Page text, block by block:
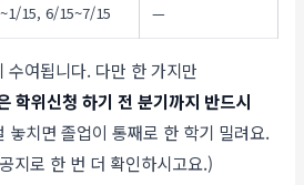
15, 6/15~7/15 —
여됩니다. 다만 한 가지만
학위신청 하기 전 분기까지 반드시
놓치면 졸업이 통째로 한 학기 밀려요.
지로 한 번 더 확인하시고요.)